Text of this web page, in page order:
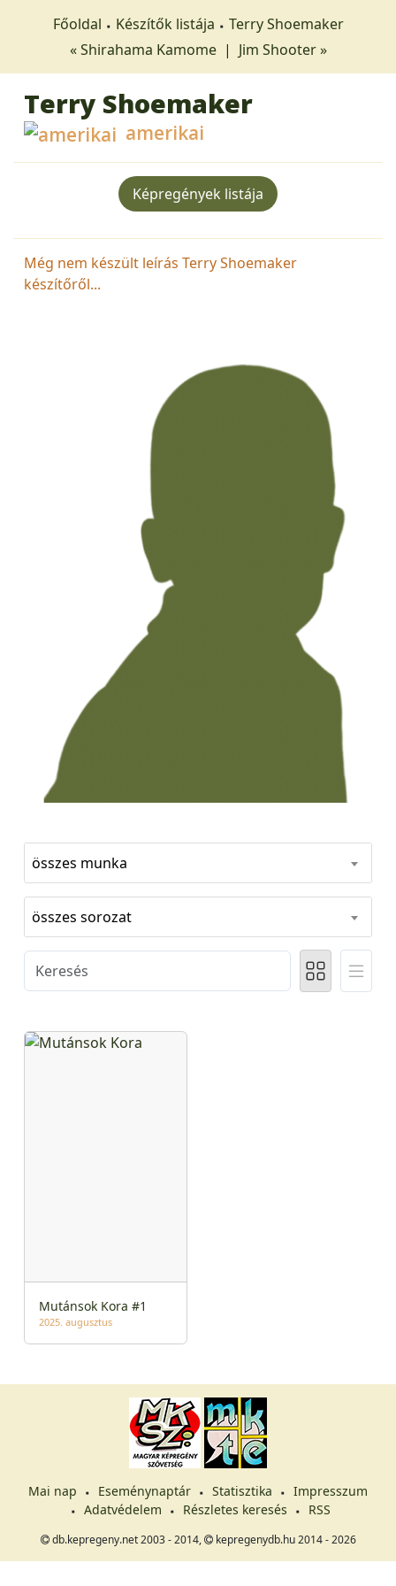
Főoldal Készítők listája
Terry Shoemaker
« Shirahama Kamome | Jim Shooter »
Terry Shoemaker
amerikai
Képregények listája
Még nem készült leírás Terry Shoemaker
készítőről...
összes munka
összes sorozat
Mutánsok Kora #1
2025. augusztus
Mai nap Eseménynaptár Statisztika
Impresszum
Adatvédelem
Részletes keresés RSS
db.kepregeny.net 2003 - 2014, kepregenydb.hu 2014 - 2026